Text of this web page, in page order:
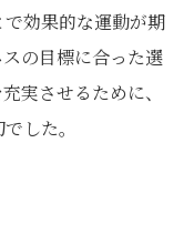
効果的な運動が期
の目標に合った選
実させるために、
した。